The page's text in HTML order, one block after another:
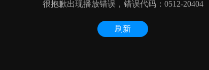
很抱歉出现播放错误，错误代码：0512-20404
刷新